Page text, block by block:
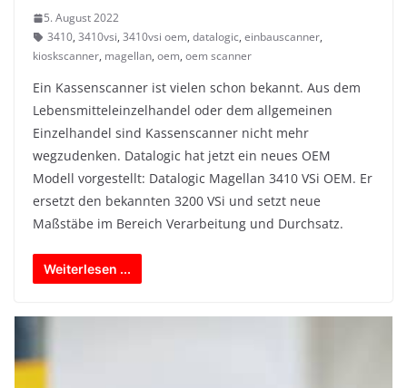
5. August 2022
3410, 3410vsi, 3410vsi oem, datalogic, einbauscanner,
kioskscanner, magellan, oem, oem scanner
Ein Kassenscanner ist vielen schon bekannt. Aus dem
Lebensmitteleinzelhandel oder dem allgemeinen
Einzelhandel sind Kassenscanner nicht mehr
wegzudenken. Datalogic hat jetzt ein neues OEM
Modell vorgestellt: Datalogic Magellan 3410 VSi OEM. Er
ersetzt den bekannten 3200 VSi und setzt neue
Maßstäbe im Bereich Verarbeitung und Durchsatz.
Weiterlesen ...